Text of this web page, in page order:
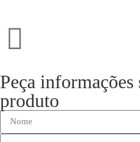
Peça informações
produto